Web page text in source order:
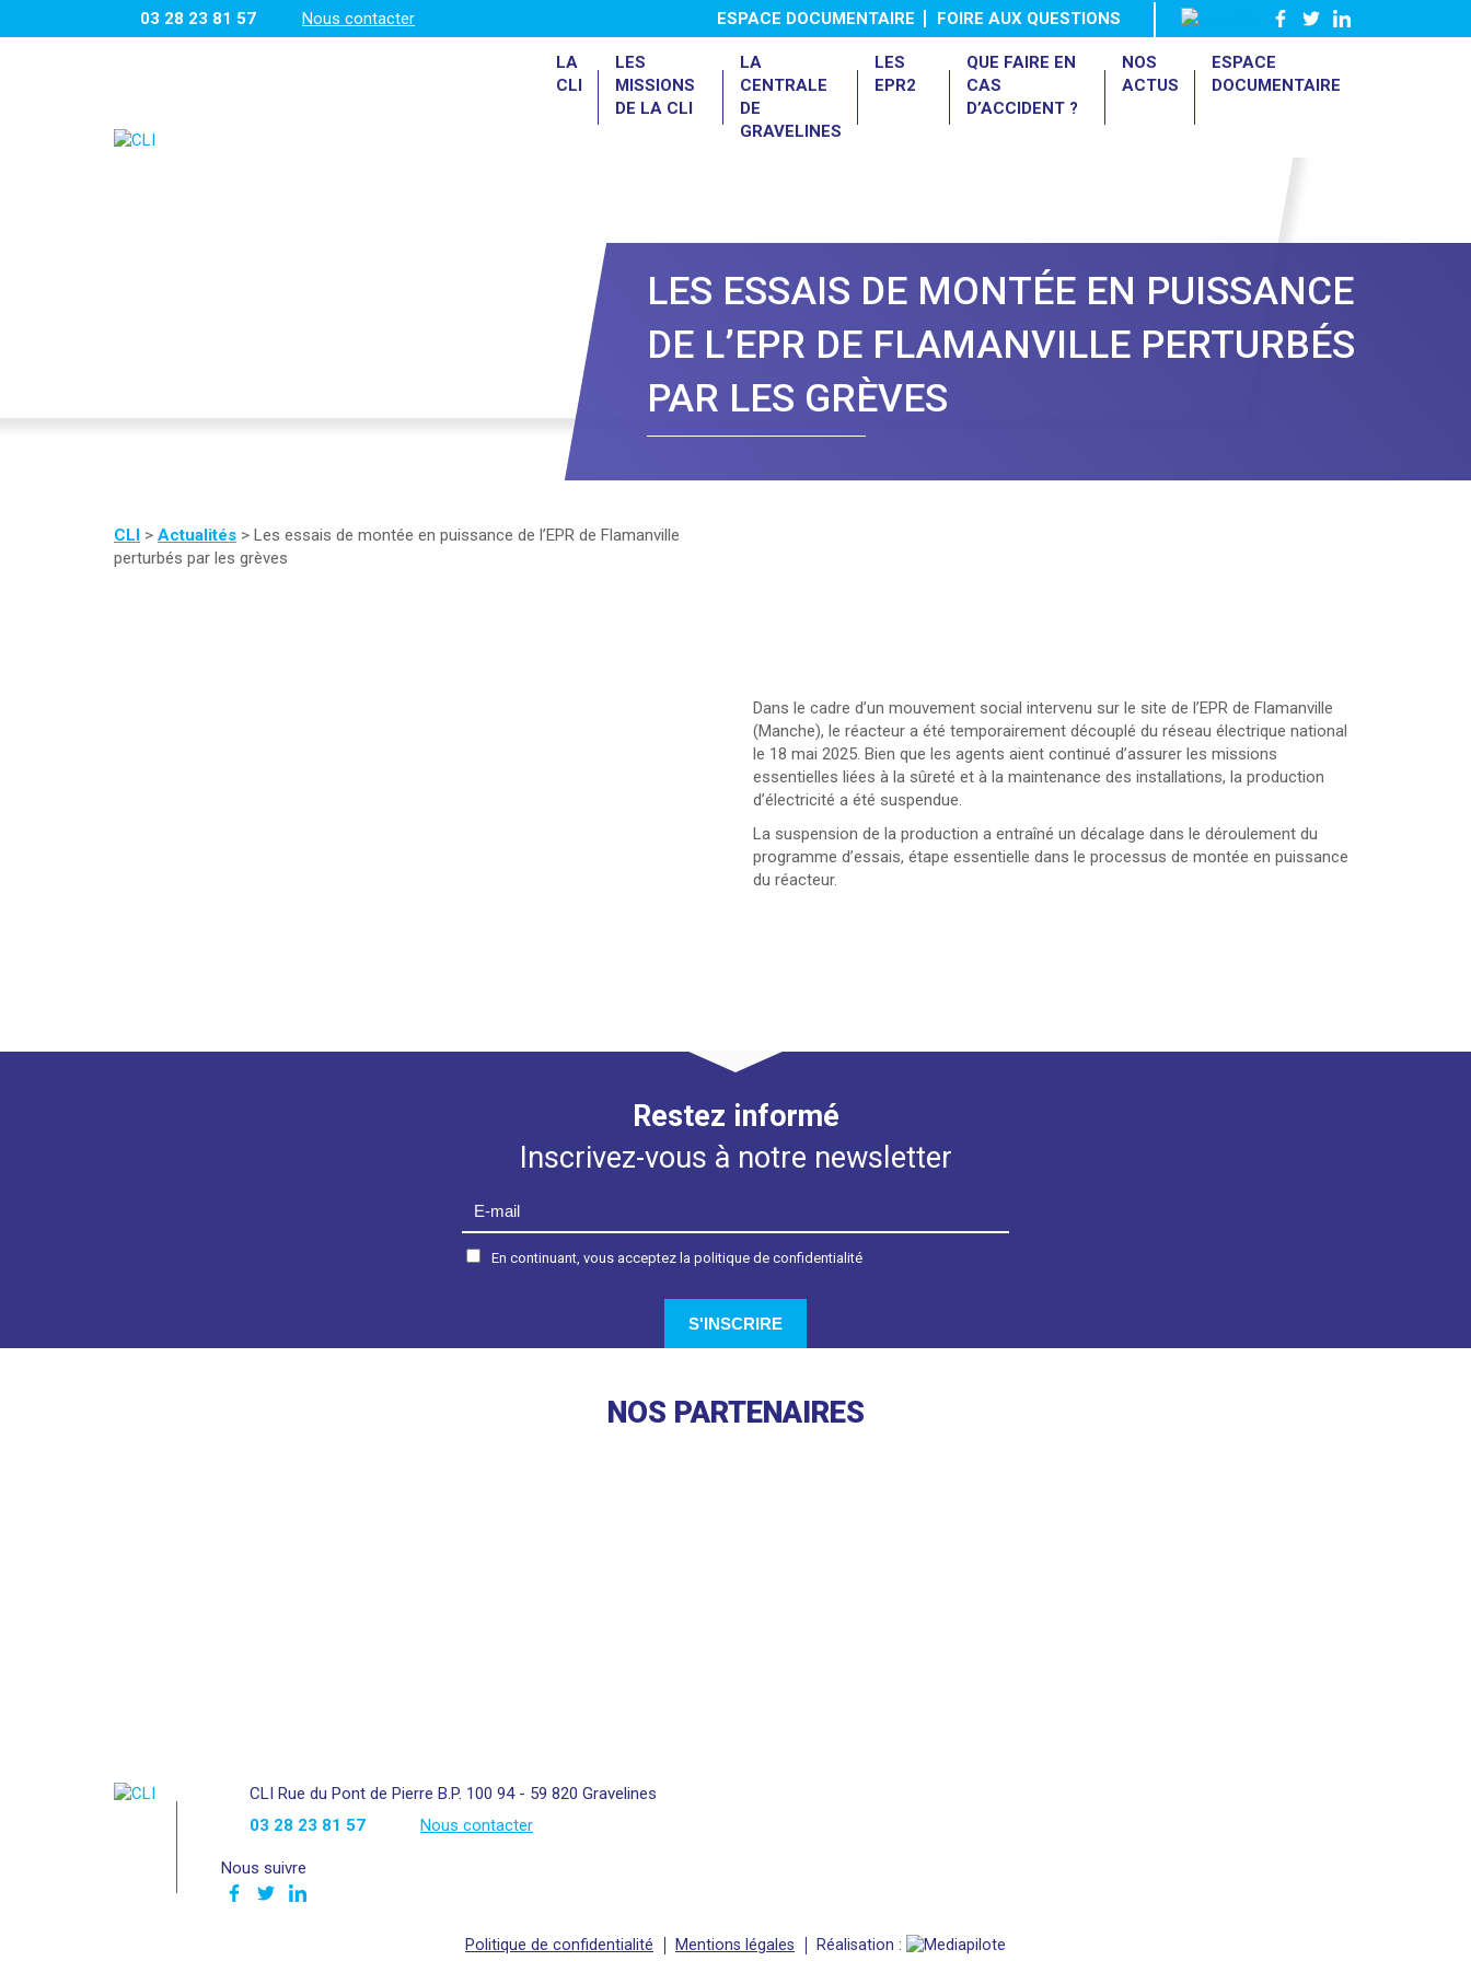
03 28 23 81 57 Nous contacter ESPACE DOCUMENTAIRE FOIRE AUX QUESTIONS
LA
CLI
LES
MISSIONS
DE LA CLI
LA
CENTRALE
DE
GRAVELINES
LES
EPR2
QUE FAIRE EN
CAS
D’ACCIDENT ?
NOS
ACTUS
ESPACE
DOCUMENTAIRE
LES ESSAIS DE MONTÉE EN PUISSANCE
DE L’EPR DE FLAMANVILLE PERTURBÉS
PAR LES GRÈVES
CLI > Actualités > Les essais de montée en puissance de l’EPR de Flamanville
perturbés par les grèves
Dans le cadre d’un mouvement social intervenu sur le site de l’EPR de Flamanville
(Manche), le réacteur a été temporairement découplé du réseau électrique national
le 18 mai 2025. Bien que les agents aient continué d’assurer les missions
essentielles liées à la sûreté et à la maintenance des installations, la production
d’électricité a été suspendue.
La suspension de la production a entraîné un décalage dans le déroulement du
programme d’essais, étape essentielle dans le processus de montée en puissance
du réacteur.
Restez informé
Inscrivez-vous à notre newsletter
En continuant, vous acceptez la politique de confidentialité
NOS PARTENAIRES
CLI Rue du Pont de Pierre B.P. 100 94 - 59 820 Gravelines
03 28 23 81 57
Nous contacter
Nous suivre
Politique de confidentialité Mentions légales Réalisation :